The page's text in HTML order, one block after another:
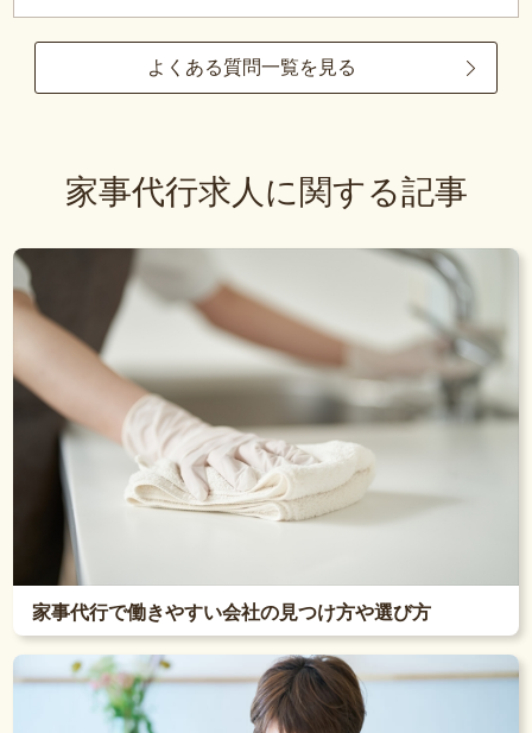
よくある質問一覧を見る
家事代行求人に関する記事
家事代行で働きやすい会社の見つけ方や選び方